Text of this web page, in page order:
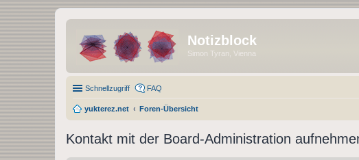
Notizblock
Simon Tyran, Vienna
Schnellzugriff FAQ
yukterez.net Foren-Übersicht
Kontakt mit der Board-Administration